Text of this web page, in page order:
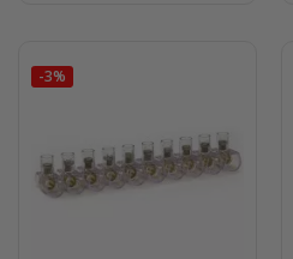
-3%